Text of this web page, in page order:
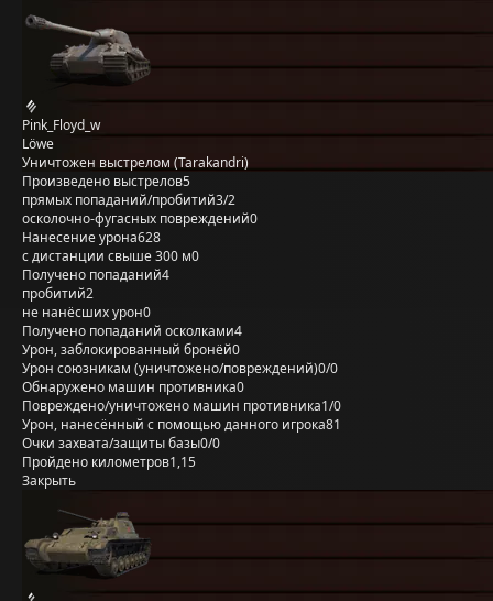
Pink_Floyd_w
Löwe
Уничтожен выстрелом (Tarakandri)
Произведено выстрелов5
прямых попаданий/пробитий3/2
осколочно-фугасных повреждений0
Нанесение урона628
с дистанции свыше 300 м0
Получено попаданий4
пробитий2
не нанёсших урон0
Получено попаданий осколками4
Урон, заблокированный бронёй0
Урон союзникам (уничтожено/повреждений)0/0
Обнаружено машин противника0
Повреждено/уничтожено машин противника1/0
Урон, нанесённый с помощью данного игрока81
Очки захвата/защиты базы0/0
Пройдено километров1,15
Закрыть